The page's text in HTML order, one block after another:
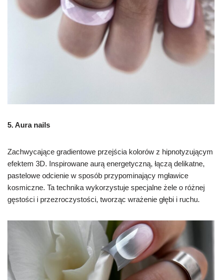
5. Aura nails
Zachwycające gradientowe przejścia kolorów z hipnotyzującym
efektem 3D. Inspirowane aurą energetyczną, łączą delikatne,
pastelowe odcienie w sposób przypominający mgławice
kosmiczne. Ta technika wykorzystuje specjalne żele o różnej
gęstości i przezroczystości, tworząc wrażenie głębi i ruchu.